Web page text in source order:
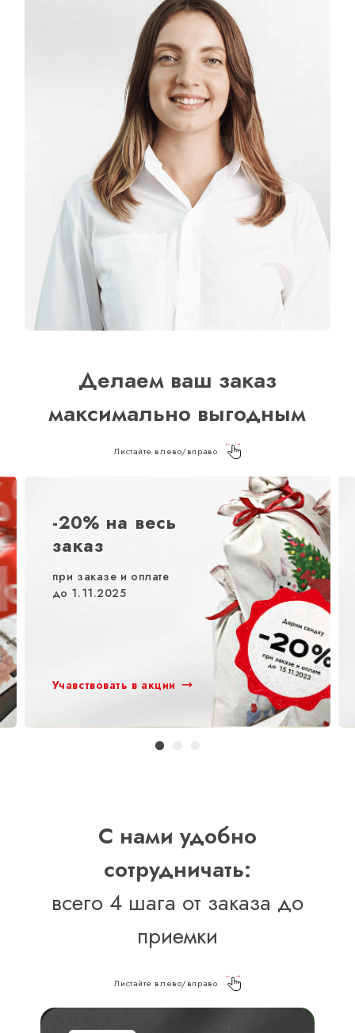
Делаем ваш заказ
максимально выгодным
Листайте влево/вправо
-20% на весь
заказ
при заказе и оплате
до 1.11.2025
Учавствовать в акции
С нами удобно
сотрудничать:
всего 4 шага от заказа до
приемки
Листайте влево/вправо